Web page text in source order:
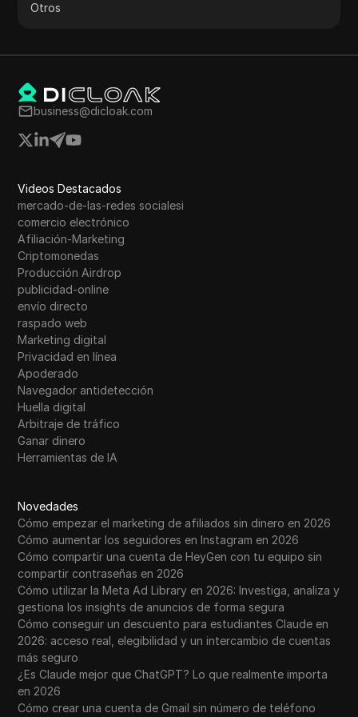
Otros
business@dicloak.com
Videos Destacados
mercado-de-las-redes socialesi
comercio electrónico
Afiliación-Marketing
Criptomonedas
Producción Airdrop
publicidad-online
envío directo
raspado web
Marketing digital
Privacidad en línea
Apoderado
Navegador antidetección
Huella digital
Arbitraje de tráfico
Ganar dinero
Herramientas de IA
Novedades
Cómo empezar el marketing de afiliados sin dinero en 2026
Cómo aumentar los seguidores en Instagram en 2026
Cómo compartir una cuenta de HeyGen con tu equipo sin
compartir contraseñas en 2026
Cómo utilizar la Meta Ad Library en 2026: Investiga, analiza y
gestiona los insights de anuncios de forma segura
Cómo conseguir un descuento para estudiantes Claude en
2026: acceso real, elegibilidad y un intercambio de cuentas
más seguro
¿Es Claude mejor que ChatGPT? Lo que realmente importa
en 2026
Cómo crear una cuenta de Gmail sin número de teléfono